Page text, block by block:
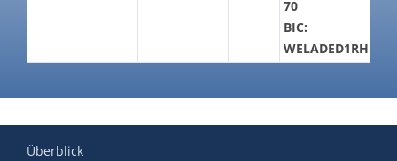
70
BIC:
WELADED1RHD
Überblick